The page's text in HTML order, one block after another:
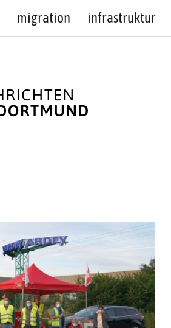
migration infrastruktur